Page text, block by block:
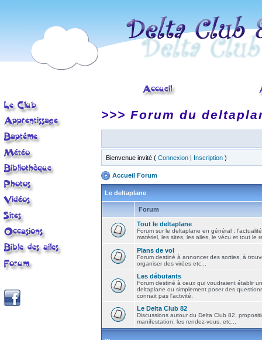
>>> Forum du
Bienvenue invité ( Connexion | Inscription )
Accueil Forum
Le deltaplane
Forum
Tout le deltaplane
Forum sur le deltaplane en général :
matériel, les sites, les ailes, le vécu et tout le
Plans de vol
Forum destiné à annoncer des sorties, à
organiser des virées etc...
Les débutants
Forum destiné à ceux qui voudraient établir
deltaplane ou simplement poser des
connait pas l'activité.
Le Delta Club 82
Discussions autour du Delta Club 82,
manifestation, les rendez-vous, etc...
...